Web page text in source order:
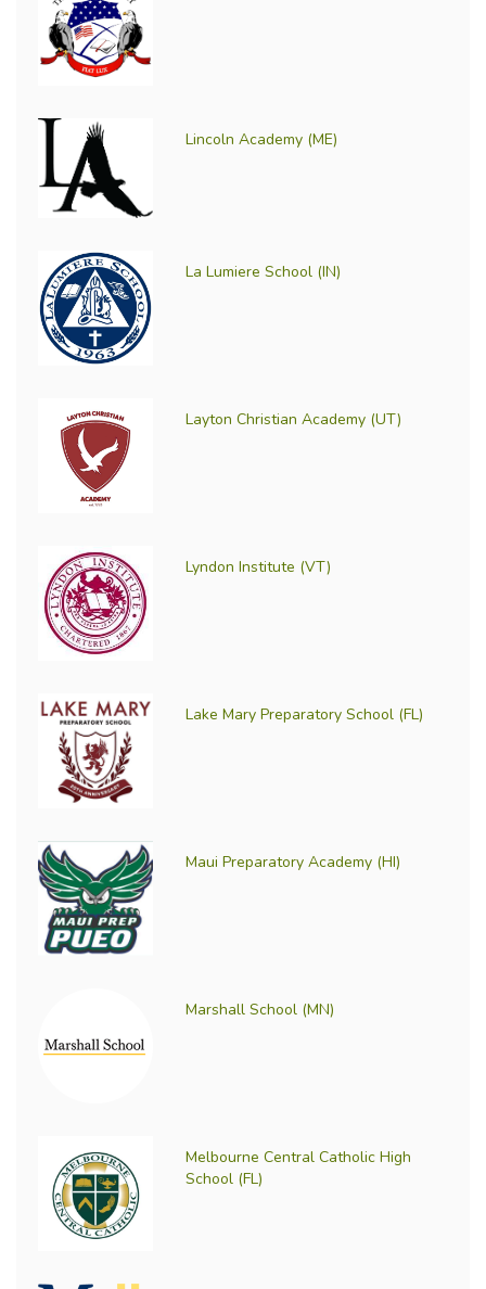
Lincoln Academy (ME)
La Lumiere School (IN)
Layton Christian Academy (UT)
Lyndon Institute (VT)
Lake Mary Preparatory School (FL)
Maui Preparatory Academy (HI)
Marshall School (MN)
Melbourne Central Catholic High
School (FL)